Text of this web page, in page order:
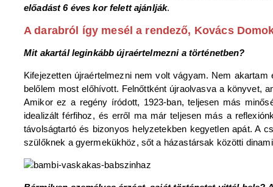
előadást 6 éves kor felett ajánlják.
A darabról így mesél a rendező, Kovács
Mit akartál leginkább újraértelmezni a történetben?
Kifejezetten újraértelmezni nem volt vágyam. Nem
belőlem most előhívott. Felnőttként újraolvasva a könyvet,
Amikor ez a regény íródott, 1923-ban, teljesen más
idealizált férfihoz, és erről ma már teljesen más a
távolságtartó és bizonyos helyzetekben kegyetlen apát. A
szülőknek a gyermekükhöz, sőt a házastársak közötti